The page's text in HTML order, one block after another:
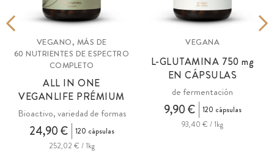
VEGANO, MÁS DE
60 NUTRIENTES DE ESPECTRO
COMPLETO
ALL IN ONE
VEGANLIFE PRÉMIUM
Bioactivo, variedad de formas
24,90 €
120 cápsulas
252,02 € / 1kg
VEGANA
L-GLUTAMINA 750 mg
EN CÁPSULAS
de fermentación
9,90 €
120 cápsulas
93,40 € / 1kg